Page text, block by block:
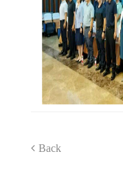
Back